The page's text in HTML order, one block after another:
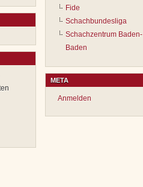
Fide
Schachbundesliga
Schachzentrum Baden-
Baden
META
Anmelden